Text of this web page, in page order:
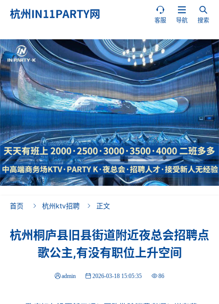

搜索

导航

客服
首页  杭州ktv招聘  正文
杭州桐庐县旧县街道附近夜总会招聘点
歌公主,有没有职位上升空间
admin 2026-03-18 15:05:35 86